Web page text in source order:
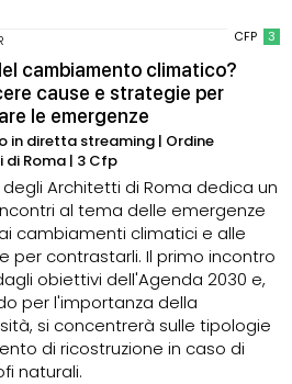
CFP 3
cambiamento climatico?
cause e strategie per
le emergenze
in diretta streaming | Ordine
Roma | 3 Cfp
degli Architetti di Roma dedica un
al tema delle emergenze
cambiamenti climatici e alle
per contrastarli. Il primo incontro
obiettivi dell'Agenda 2030 e,
per l'importanza della
si concentrerà sulle tipologie
di ricostruzione in caso di
naturali.